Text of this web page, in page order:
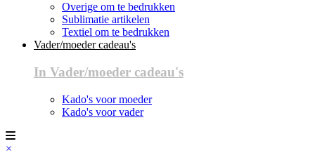
Overige om te bedrukken
Sublimatie artikelen
Textiel om te bedrukken
Vader/moeder cadeau's
In Vader/moeder cadeau's
Kado's voor moeder
Kado's voor vader
×